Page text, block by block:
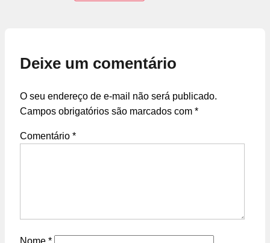
Deixe um comentário
O seu endereço de e-mail não será publicado.
Campos obrigatórios são marcados com *
Comentário *
Nome *